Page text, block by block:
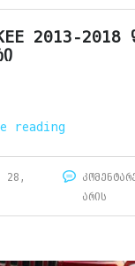
2013-2018
reading
28,
არის